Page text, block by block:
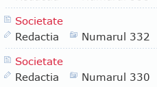
Societate
Redactia
Numarul 332
Societate
Redactia
Numarul 330